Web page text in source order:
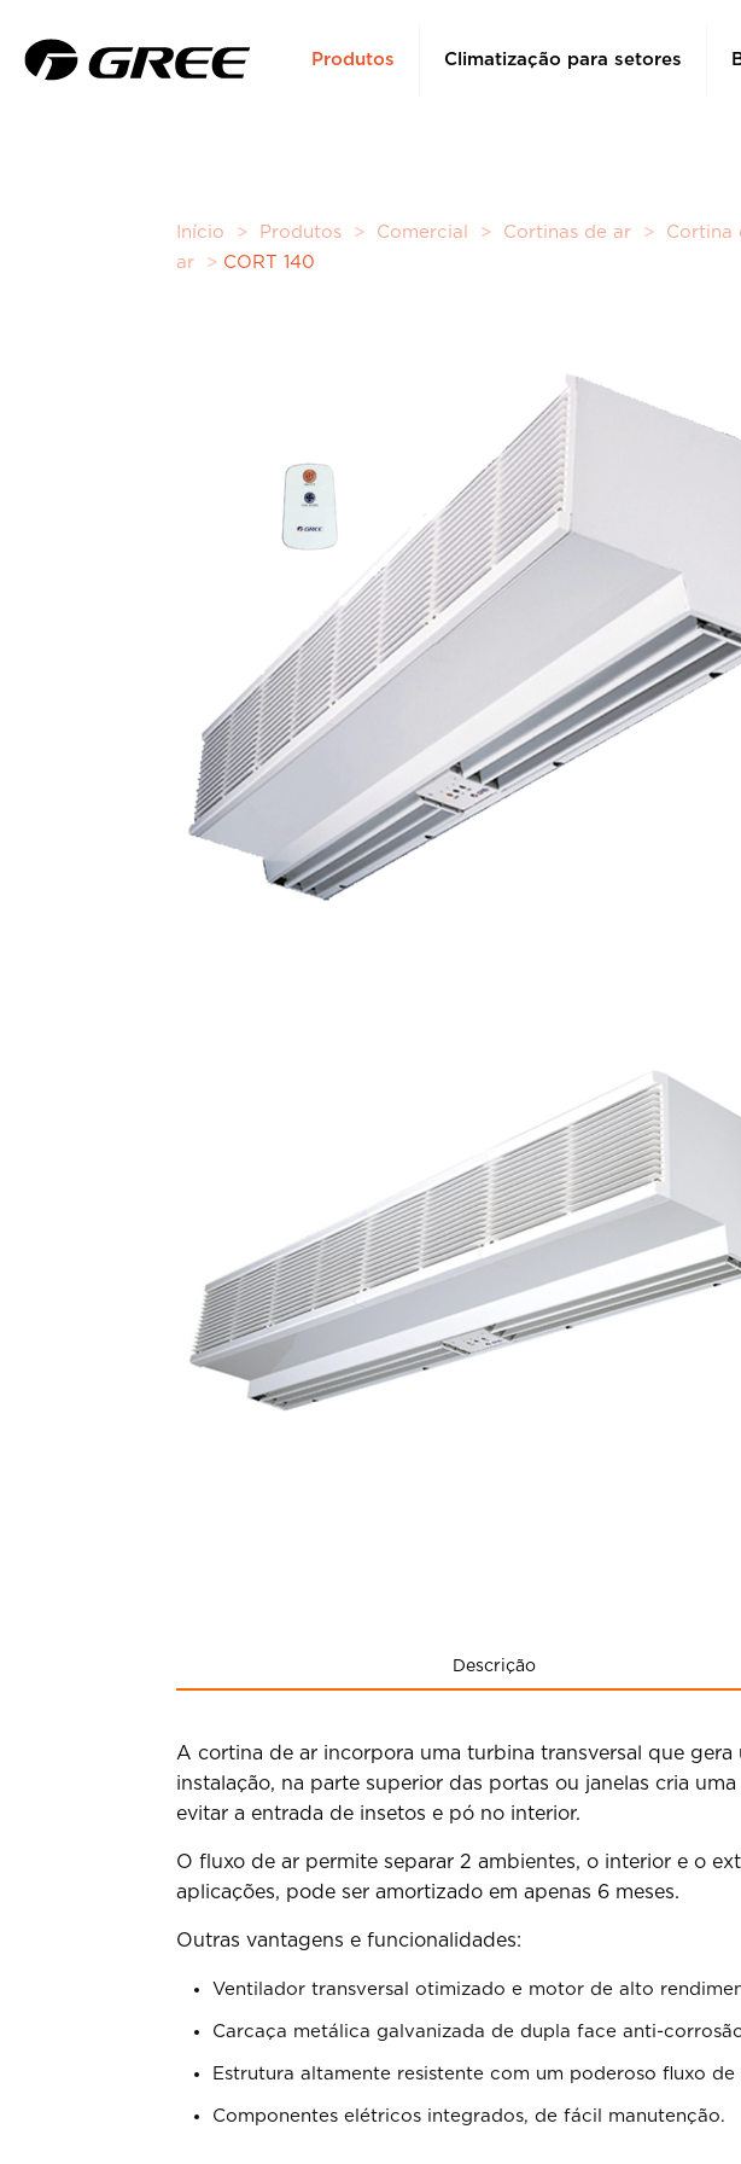
Produtos Climatização para setores
Início > Produtos > Comercial > Cortinas de ar >
Cortina
ar
> CORT 140
Descrição
A cortina de ar incorpora uma turbina transversal que
instalação, na parte superior das portas ou janelas cria
evitar a entrada de insetos e pó no interior.
O fluxo de ar permite separar 2 ambientes, o interior e o
aplicações, pode ser amortizado em apenas 6 meses.
Outras vantagens e funcionalidades:
Ventilador transversal otimizado e motor de alto
Carcaça metálica galvanizada de dupla face anti-
Estrutura altamente resistente com um poderoso fluxo de
Componentes elétricos integrados, de fácil manutenção.